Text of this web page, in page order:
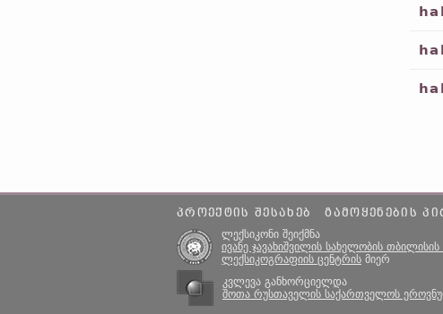
ᲞᲠᲝᲔᲥᲢᲘᲡ ᲨᲔᲡᲐᲮᲔᲑ ᲒᲐᲛᲝᲧᲔᲜᲔᲑᲘᲡ
ლექსიკონი შეიქმნა
ივანე ჯავახიშვილის სახელობის
ლექსიკოგრაფიის ცენტრის მიერ
კვლევა განხორციელდა
შოთა რუსთაველის საქართველოს